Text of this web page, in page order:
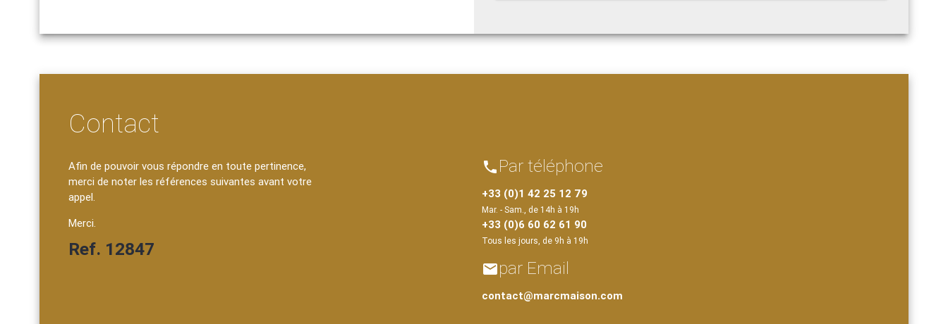
Contact
Afin de pouvoir vous répondre en toute pertinence,
merci de noter les références suivantes avant votre
appel.
Merci.
Ref. 12847
phone Par téléphone
+33 (0)1 42 25 12 79
Mar. - Sam., de 14h à 19h
+33 (0)6 60 62 61 90
Tous les jours, de 9h à 19h
emailpar Email
contact@marcmaison.com